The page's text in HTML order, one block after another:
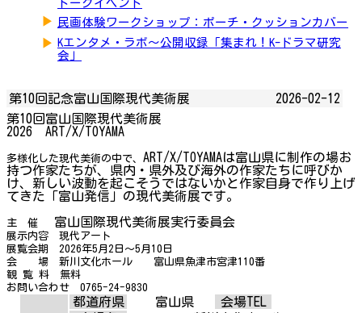
トークイベント
▶ 民画体験ワークショップ：ポーチ・クッションカバー
▶ Kエンタメ・ラボ～公開収録「集まれ！K-ドラマ研究
会」
第10回記念富山国際現代美術展
2026-02-12
第10回富山国際現代美術展
2026 ART/X/TOYAMA
多様化した現代美術の中で、 ART/X/TOYAMAは富山県に制作の場お
持つ作家たちが、県内・県外及び海外の作家たちに呼びか
け、新しい波動を起こそうではないかと作家自身で作り上げ
てきた「富山発信」の現代美術展です。
主 催 富山国際現代美術展実行委員会
展示内容 現代アート
展覧会期 2026年5月2日～5月10日
会 場 新川文化ホール 富山県魚津市宮津110番
観 覧 料 無料
お問い合わせ 0765-24-9830
都道府県 富山県
会場TEL